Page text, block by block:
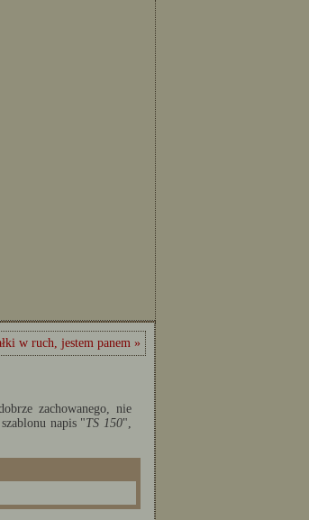
w ruch, jestem panem »
zachowanego, nie
napis "TS 150",